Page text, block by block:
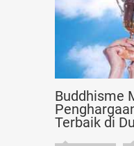
Buddhisme
Terbaik di